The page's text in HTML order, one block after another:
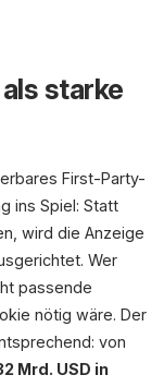
starke
First-Party-
ins Spiel: Statt
wird die Anzeige
Wer
passende
nötig wäre. Der
von
Mrd. USD in